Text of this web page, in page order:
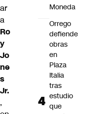
ar
a
Ro
y
Jo
ne
s
Jr.
,
Moneda
Orrego
defiende
obras
en
Plaza
Italia
tras
estudio
que